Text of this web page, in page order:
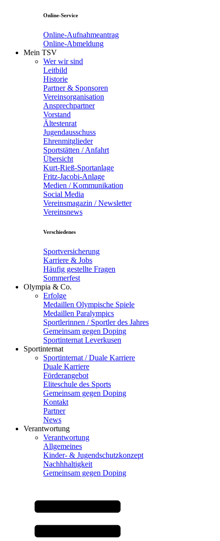
Online-Service
Online-Aufnahmeantrag
Online-Abmeldung
Mein TSV
Wer wir sind
Leitbild
Historie
Partner & Sponsoren
Vereinsorganisation
Ansprechpartner
Vorstand
Ältestenrat
Jugendausschuss
Ehrenmitglieder
Sportstätten / Anfahrt
Übersicht
Kurt-Rieß-Sportanlage
Fritz-Jacobi-Anlage
Medien / Kommunikation
Social Media
Vereinsmagazin / Newsletter
Vereinsnews
Verschiedenes
Sportversicherung
Karriere & Jobs
Häufig gestellte Fragen
Sommerfest
Olympia & Co.
Erfolge
Medaillen Olympische Spiele
Medaillen Paralympics
Sportlerinnen / Sportler des Jahres
Gemeinsam gegen Doping
Sportinternat Leverkusen
Sportinternat
Sportinternat / Duale Karriere
Duale Karriere
Förderangebot
Eliteschule des Sports
Gemeinsam gegen Doping
Kontakt
Partner
News
Verantwortung
Verantwortung
Allgemeines
Kinder- & Jugendschutzkonzept
Nachhhaltigkeit
Gemeinsam gegen Doping